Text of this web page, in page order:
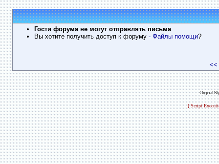
Гости форума не могут отправлять письма
Вы хотите получить доступ к форуму - Файлы помощи?
<<
Original
[ Script